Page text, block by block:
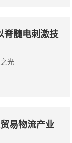
脊髓电刺激技
光...
易物流产业